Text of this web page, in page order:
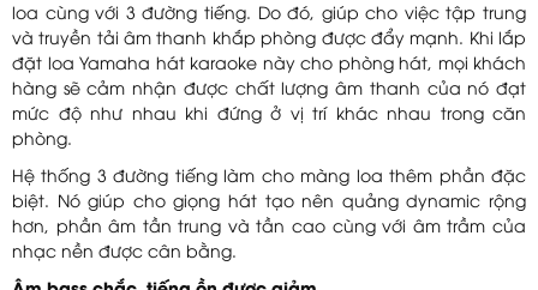
loa cùng với 3 đường tiếng. Do đó, giúp cho việc tập trung
và truyền tải âm thanh khắp phòng được đẩy mạnh. Khi lắp
đặt loa Yamaha hát karaoke này cho phòng hát, mọi khách
hàng sẽ cảm nhận được chất lượng âm thanh của nó đạt
mức độ như nhau khi đứng ở vị trí khác nhau trong căn
phòng.
Hệ thống 3 đường tiếng làm cho màng loa thêm phần đặc
biệt. Nó giúp cho giọng hát tạo nên quảng dynamic rộng
hơn, phần âm tần trung và tần cao cùng với âm trầm của
nhạc nền được cân bằng.